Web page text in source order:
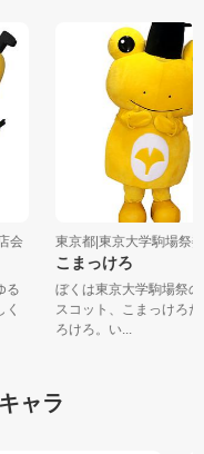
店会
ゆる
しく
東京都|東京大学駒場
こまっけろ
ぼくは東京大学駒場
スコット、こまっけ
ろけろ。い...
ャラ